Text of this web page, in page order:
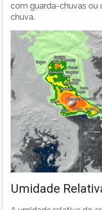
com guarda-chuvas ou
chuva.
Umidade